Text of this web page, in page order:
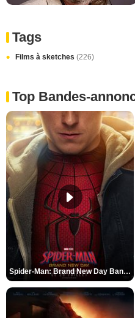
Tags
Films à sketches (226)
Top Bandes-
Spider-Man: Brand New Day Bande-annonce VO STFR